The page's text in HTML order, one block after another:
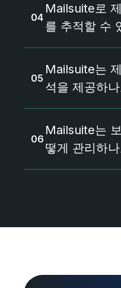
니다. 소프트웨
Gmail 계정을
명, 문서 추적,
편지함을 벗어
수 있습니다
Mailsuite로
를 추적할 수
분석으로 제안
할 수 있어, 시
후속 조치가 가
Mailsuite는
석을 제공하
를 포함한 종합
신자의 반응을
조치를 취할 수
Mailsuite는
떻게 관리하